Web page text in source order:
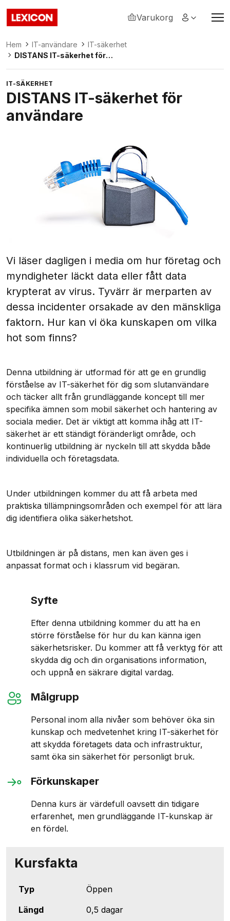
Lexicon
Varukorg
Hem IT-användare
IT-säkerhet
DISTANS IT-säkerhet för
IT-SÄKERHET
DISTANS IT-säkerhet för
användare
Vi läser dagligen i media om hur företag och
myndigheter läckt data eller fått data
krypterat av virus. Tyvärr är merparten av
dessa incidenter orsakade av den mänskliga
faktorn. Hur kan vi öka kunskapen om vilka
hot som finns?
Denna utbildning är utformad för att ge en grundlig
förståelse av IT-säkerhet för dig som slutanvändare
och täcker allt från grundläggande koncept till mer
specifika ämnen som mobil säkerhet och hantering av
sociala medier. Det är viktigt att komma ihåg att IT-
säkerhet är ett ständigt föränderligt område, och
kontinuerlig utbildning är nyckeln till att skydda både
individuella och företagsdata.
Under utbildningen kommer du att få arbeta med
praktiska tillämpningsområden och exempel för att lära
dig identifiera olika säkerhetshot.
Utbildningen är på distans, men kan även ges i
anpassat format och i klassrum vid begäran.
Syfte
Efter denna utbildning kommer du att ha en
större förståelse för hur du kan känna igen
säkerhetsrisker. Du kommer att få verktyg för att
skydda dig och din organisations information,
och uppnå en säkrare digital vardag.
Målgrupp
Personal inom alla nivåer som behöver öka sin
kunskap och medvetenhet kring IT-säkerhet för
att skydda företagets data och infrastruktur,
samt öka sin säkerhet för personligt bruk.
Förkunskaper
Denna kurs är värdefull oavsett din tidigare
erfarenhet, men grundläggande IT-kunskap är
en fördel.
Kursfakta
Typ
Öppen
Längd
0,5 dagar